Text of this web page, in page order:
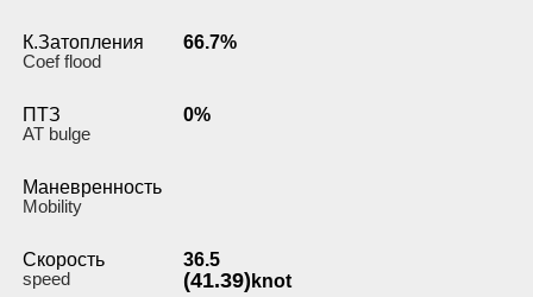
К.Затопления
Coef flood
66.7%
ПТЗ
AT bulge
0%
Маневренность
Мobility
Скорость
speed
36.5
(41.39) knot